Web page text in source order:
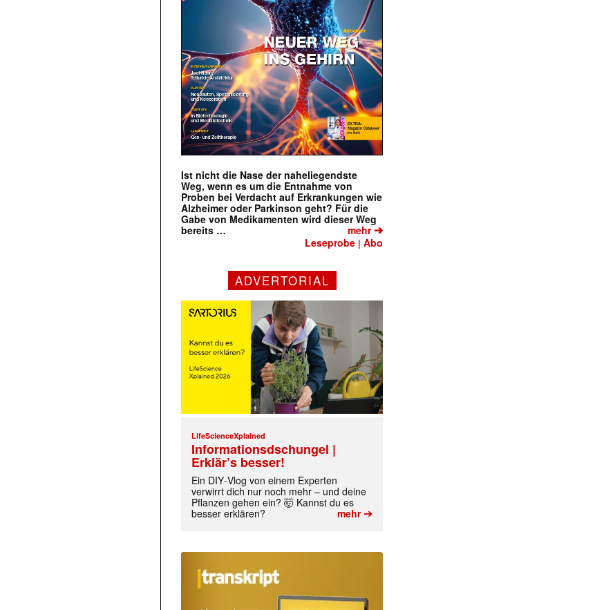
Ist nicht die Nase der naheliegendste
Weg, wenn es um die Entnahme von
Proben bei Verdacht auf Erkrankungen wie
Alzheimer oder Parkinson geht? Für die
Gabe von Medikamenten wird dieser Weg
bereits …
mehr➔
Leseprobe |Abo
ADVERTORIAL
LifeScienceXplained
Informationsdschungel |
Erklär’s besser!
Ein DIY‑Vlog von einem Experten
verwirrt dich nur noch mehr – und deine
Pflanzen gehen ein? 🤯 Kannst du es
besser erklären?
mehr➔